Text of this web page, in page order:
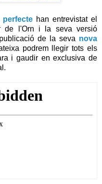
perfecte han entrevistat el
de l'Orn i la seva versió
de la seva nova
podrem llegir tots els
i gaudir en exclusiva de